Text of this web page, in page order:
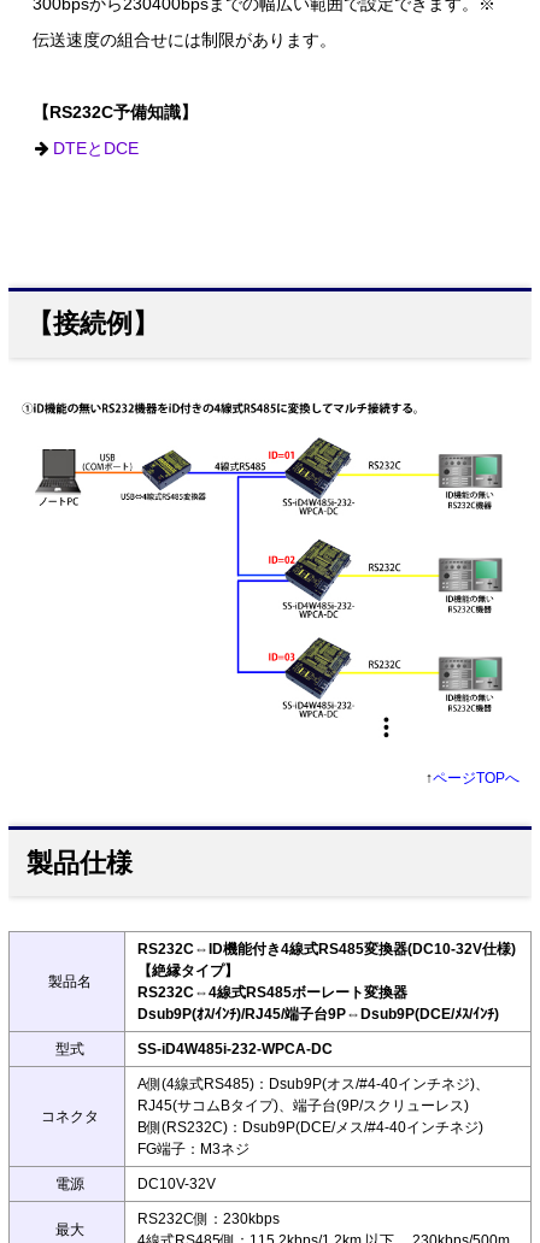
300bpsから230400bpsまでの幅広い範囲で設定できます。※
伝送速度の組合せには制限があります。
【RS232C予備知識】
DTEとDCE
【接続例】
↑ページTOPへ
製品仕様
製品名
RS232C⇔ID機能付き4線式RS485変換器(DC10-32V仕様)
【絶縁タイプ】
RS232C⇔4線式RS485ボーレート変換器
Dsub9P(ｵｽ/ｲﾝﾁ)/RJ45/端子台9P⇔Dsub9P(DCE/ﾒｽ/ｲﾝﾁ)
型式 SS-iD4W485i-232-WPCA-DC
コネクタ
A側(4線式RS485)：Dsub9P(オス/#4-40インチネジ)、
RJ45(サコムBタイプ)、端子台(9P/スクリューレス)
B側(RS232C)：Dsub9P(DCE/メス/#4-40インチネジ)
FG端子：M3ネジ
電源 DC10V-32V
最大
RS232C側：230kbps